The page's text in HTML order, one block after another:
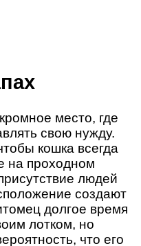
место, где
свою нужду.
кошка всегда
на проходном
людей
создают
долгое время
лотком, но
что его